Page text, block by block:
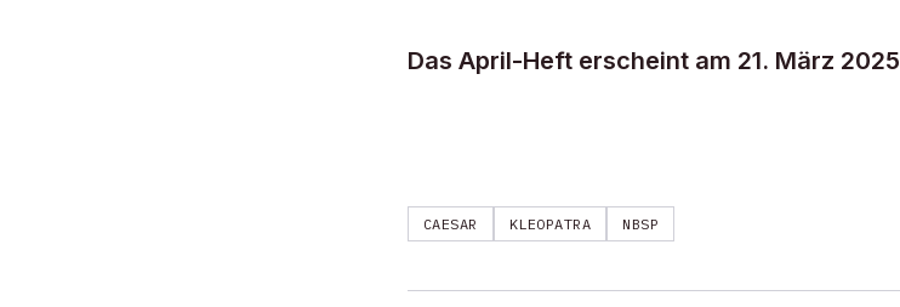
Das April-Heft erscheint am 21. März 2025
CAESAR KLEOPATRA NBSP